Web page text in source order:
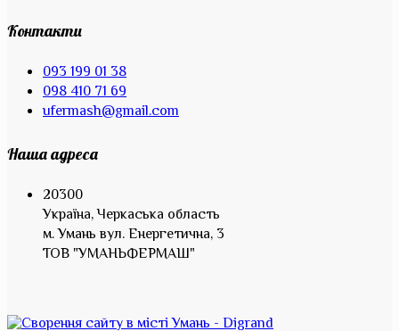
Контакти
093 199 01 38
098 410 71 69
ufermash@gmail.com
Наша адреса
20300
Україна, Черкаська область
м. Умань вул. Енергетична, 3
ТОВ "УМАНЬФЕРМАШ"